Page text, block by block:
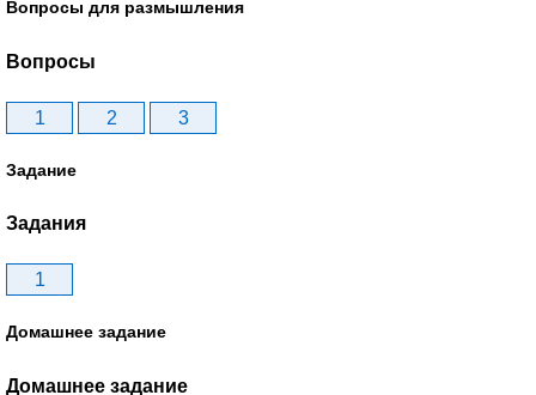
Вопросы для размышления
Вопросы
1 2 3
Задание
Задания
1
Домашнее задание
Домашнее задание